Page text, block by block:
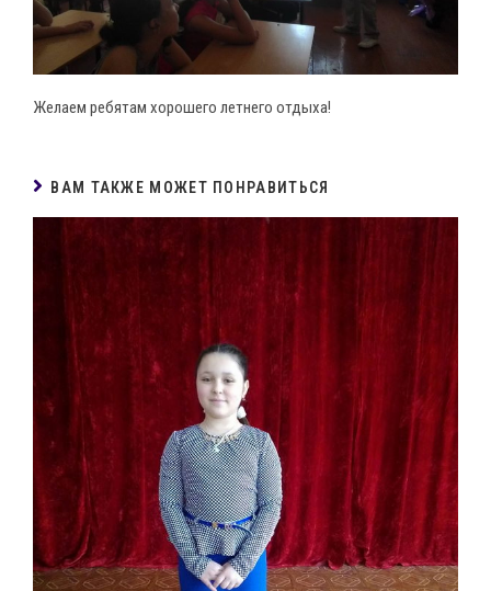
Желаем ребятам хорошего летнего отдыха!
ВАМ ТАКЖЕ МОЖЕТ ПОНРАВИТЬСЯ